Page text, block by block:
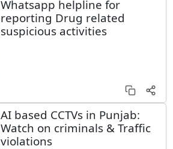
Whatsapp helpline for
reporting Drug related
suspicious activities
AI based CCTVs in Punjab:
Watch on criminals & Traffic
violations